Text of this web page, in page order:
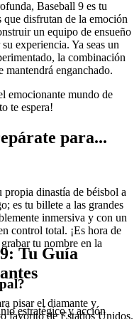
Baseball 9 es tu
que disfrutan de la emoción
un equipo de ensueño
experiencia. Ya seas un
la combinación
mantendrá enganchado.
emocionante mundo de
te espera!
para...
propia dinastía de béisbol a
es tu billete a las grandes
inmersiva y con un
control total. ¡Es hora de
tu nombre en la
estratégico y acción
Tu Guía
pisar el diamante y
favorito de Estados Unidos.